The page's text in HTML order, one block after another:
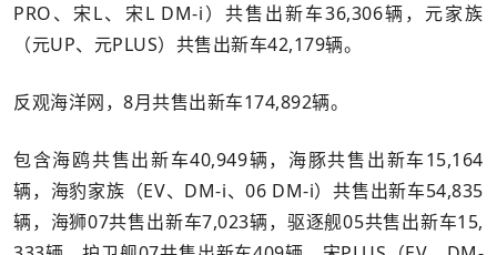
PRO、宋L、宋L DM-i）共售出新车36,306辆，元家族
（元UP、元PLUS）共售出新车42,179辆。
反观海洋网，8月共售出新车174,892辆。
包含海鸥共售出新车40,949辆，海豚共售出新车15,164
辆，海豹家族（EV、DM-i、06 DM-i）共售出新车54,835
辆，海狮07共售出新车7,023辆，驱逐舰05共售出新车15,